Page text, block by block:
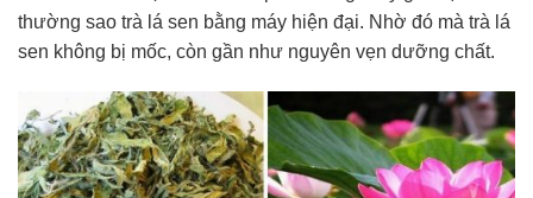
thường sao trà lá sen bằng máy hiện đại. Nhờ đó mà trà lá
sen không bị mốc, còn gần như nguyên vẹn dưỡng chất.